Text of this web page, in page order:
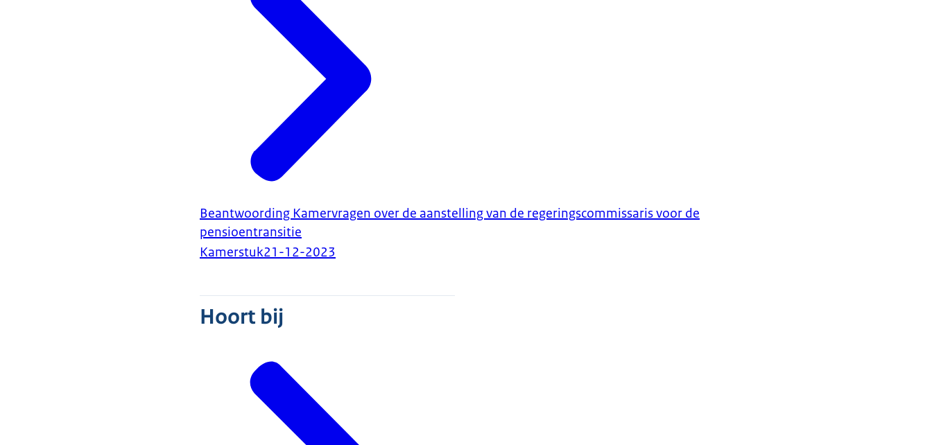
Beantwoording Kamervragen over de aanstelling van de regeringscommissaris voor de
pensioentransitie
Kamerstuk21-12-2023
Hoort bij